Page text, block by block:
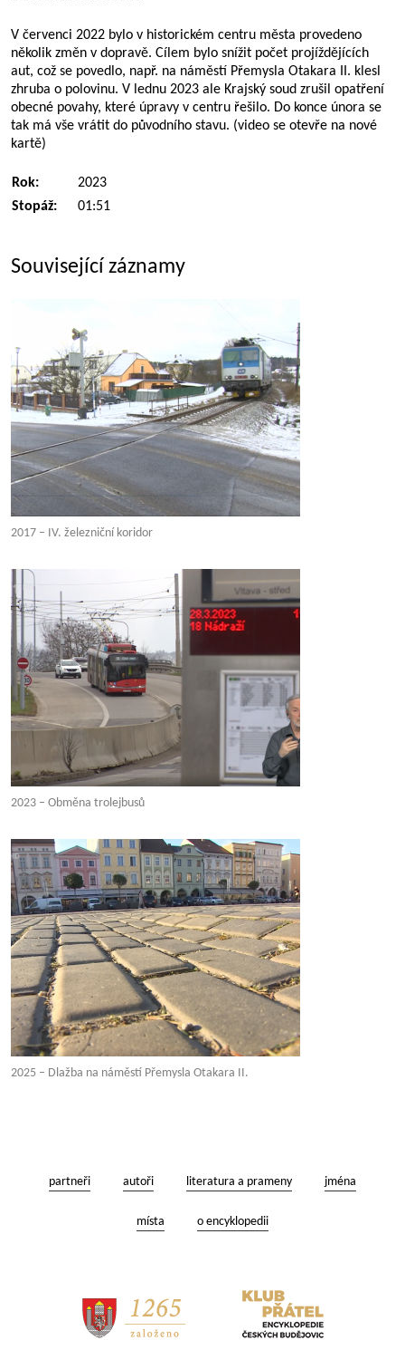
V červenci 2022 bylo v historickém centru města provedeno
několik změn v dopravě. Cílem bylo snížit počet projíždějících
aut, což se povedlo, např. na náměstí Přemysla Otakara II. klesl
zhruba o polovinu. V lednu 2023 ale Krajský soud zrušil opatření
obecné povahy, které úpravy v centru řešilo. Do konce února se
tak má vše vrátit do původního stavu. (video se otevře na nové
kartě)
Rok:
2023
Stopáž:
01:51
Související záznamy
2017 – IV. železniční koridor
2023 – Obměna trolejbusů
2025 – Dlažba na náměstí Přemysla Otakara II.
partneři autoři literatura a prameny jména
místa o encyklopedii